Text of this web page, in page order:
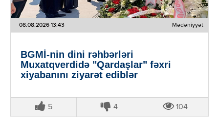
08.08.2026 13:43 Mədəniyyət
BGMİ-nin dini rəhbərləri
Muxatqverdidə "Qardaşlar" fəxri
xiyabanını ziyarət ediblər
5 4 104